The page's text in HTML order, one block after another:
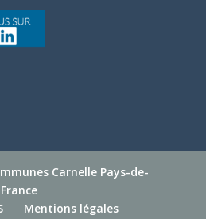
Carnelle Pays-de-
France
Mentions légales